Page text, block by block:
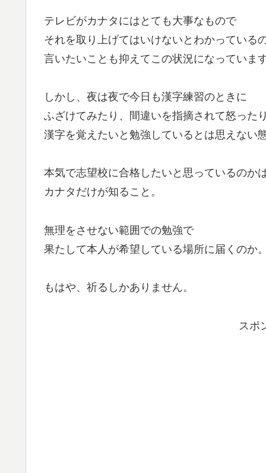
テレビがカナタにはとても大事なもので
それを取り上げてはいけないとわかっている
言いたいことも抑えてこの状況になっています
しかし、夜は夜で今日も漢字練習のときに
ふざけてみたり、間違いを指摘されて怒ったり
漢字を覚えたいと勉強しているとは思えない
本気で志望校に合格したいと思っているのか
カナタだけが知ること。
無理をさせない範囲での勉強で
果たして本人が希望している場所に届くのか。
もはや、祈るしかありません。
スポ